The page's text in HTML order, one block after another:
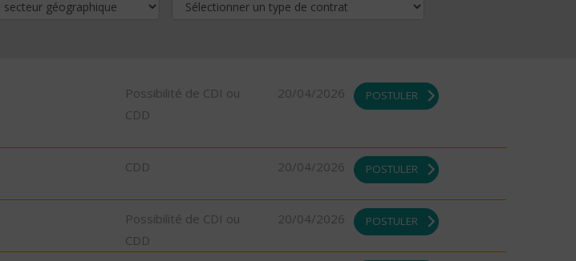
Possibilité de CDI ou
CDD
20/04/2026 POSTULER
CDD 20/04/2026 POSTULER
Possibilité de CDI ou
CDD
20/04/2026 POSTULER